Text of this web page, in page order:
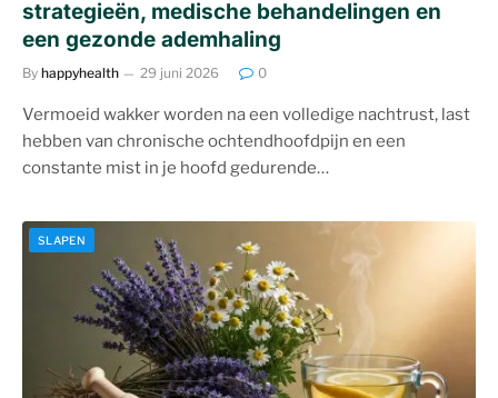
strategieën, medische behandelingen en
een gezonde ademhaling
By happyhealth 29 juni 2026 0
Vermoeid wakker worden na een volledige nachtrust, last
hebben van chronische ochtendhoofdpijn en een
constante mist in je hoofd gedurende…
SLAPEN